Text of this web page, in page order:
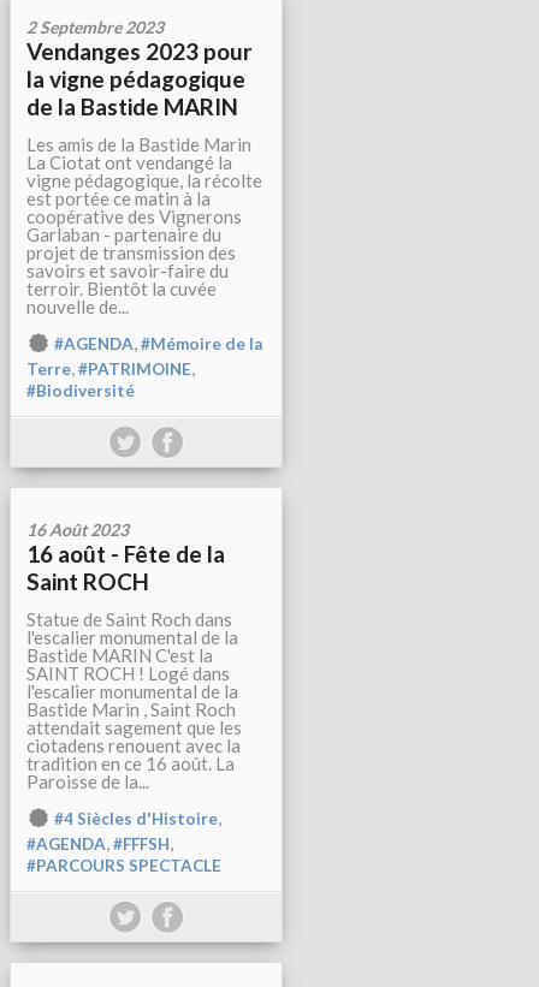
2 Septembre 2023
Vendanges 2023 pour
la vigne pédagogique
de la Bastide MARIN
Les amis de la Bastide Marin
La Ciotat ont vendangé la
vigne pédagogique, la récolte
est portée ce matin à la
coopérative des Vignerons
Garlaban - partenaire du
projet de transmission des
savoirs et savoir-faire du
terroir. Bientôt la cuvée
nouvelle de...
#AGENDA,#Mémoire de la
Terre,#PATRIMOINE,
#Biodiversité
16 Août 2023
16 août - Fête de la
Saint ROCH
Statue de Saint Roch dans
l'escalier monumental de la
Bastide MARIN C'est la
SAINT ROCH ! Logé dans
l'escalier monumental de la
Bastide Marin , Saint Roch
attendait sagement que les
ciotadens renouent avec la
tradition en ce 16 août. La
Paroisse de la...
#4 Siècles d'Histoire,
#AGENDA,#FFFSH,
#PARCOURS SPECTACLE